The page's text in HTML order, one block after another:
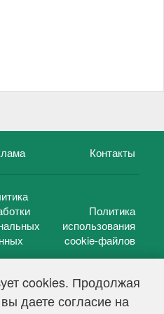
cookies. Продолжая
даете согласие на
Контакты
Политика
использования
cookie-файлов
2026 г.